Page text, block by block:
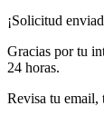
¡Solicitud
Gracias por tu
24 horas.
Revisa tu email,